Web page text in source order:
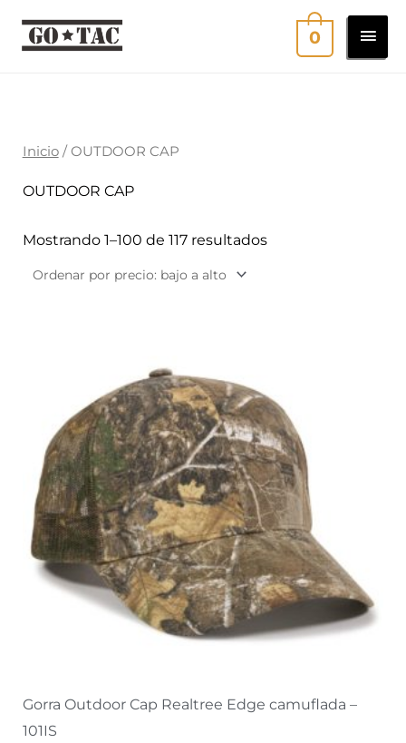
0
Inicio/ OUTDOOR CAP
OUTDOOR CAP
Mostrando 1–100 de 117 resultados
Gorra Outdoor Cap Realtree Edge camuflada –
101IS